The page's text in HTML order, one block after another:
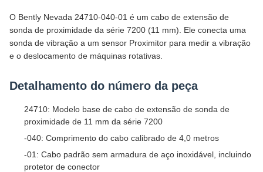
O Bently Nevada 24710-040-01 é um cabo de extensão de
sonda de proximidade da série 7200 (11 mm). Ele conecta uma
sonda de vibração a um sensor Proximitor para medir a vibração
e o deslocamento de máquinas rotativas.
Detalhamento do número da peça
24710: Modelo base de cabo de extensão de sonda de
proximidade de 11 mm da série 7200
-040: Comprimento do cabo calibrado de 4,0 metros
-01: ​​Cabo padrão sem armadura de aço inoxidável, incluindo
protetor de conector